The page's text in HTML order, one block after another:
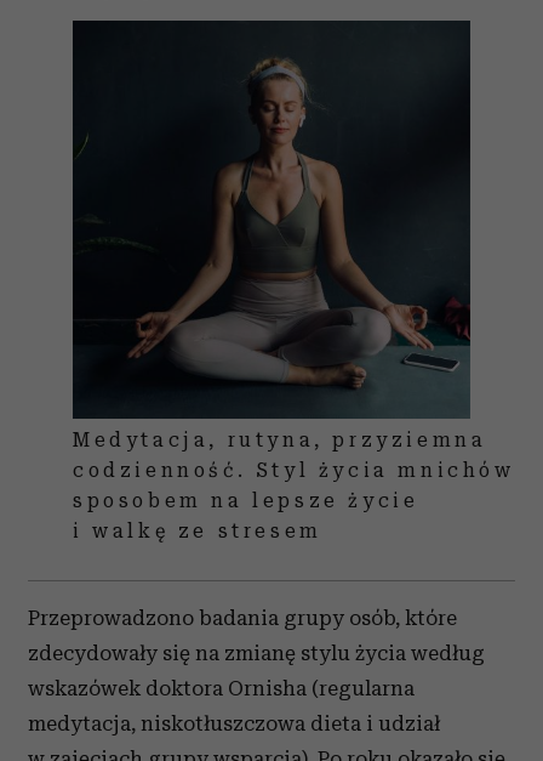
Medytacja, rutyna, przyziemna
codzienność. Styl życia mnichów
sposobem na lepsze życie
i walkę ze stresem
Przeprowadzono badania grupy osób, które
zdecydowały się na zmianę stylu życia według
wskazówek doktora Ornisha (regularna
medytacja, niskotłuszczowa dieta i udział